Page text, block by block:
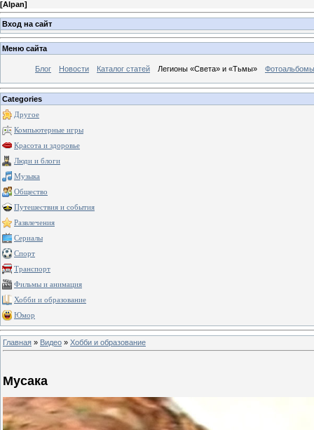
[Alpan]
Вход на сайт
Меню сайта
Блог Новости Каталог статей Легионы «Света» и «Тьмы» Фотоальбомы
Categories
Другое
Компьютерные игры
Красота и здоровье
Люди и блоги
Музыка
Общество
Путешествия и события
Развлечения
Сериалы
Спорт
Транспорт
Фильмы и анимация
Хобби и образование
Юмор
Главная » Видео » Хобби и образование
Мусака